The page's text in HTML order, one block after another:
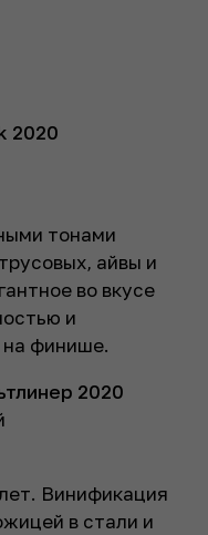
2020
тонами
айвы и
во вкусе
и
финише.
2020
Винификация
в стали и